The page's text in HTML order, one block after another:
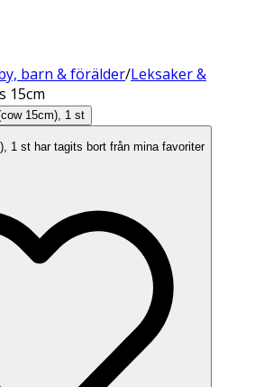
barn & förälder/Leksaker &
15cm
1 st har tagits bort från mina favoriter